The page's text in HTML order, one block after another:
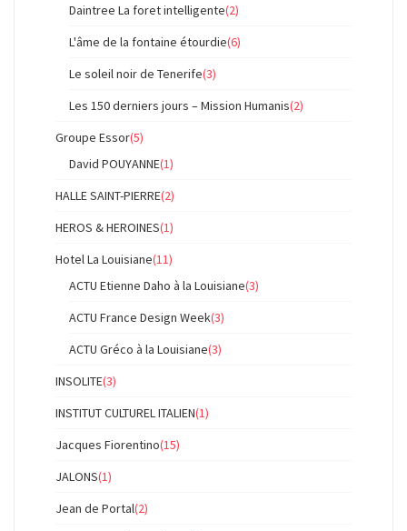
Daintree La foret intelligente(2)
L'âme de la fontaine étourdie(6)
Le soleil noir de Tenerife(3)
Les 150 derniers jours – Mission Humanis(2)
Groupe Essor(5)
David POUYANNE(1)
HALLE SAINT-PIERRE(2)
HEROS & HEROINES(1)
Hotel La Louisiane(11)
ACTU Etienne Daho à la Louisiane(3)
ACTU France Design Week(3)
ACTU Gréco à la Louisiane(3)
INSOLITE(3)
INSTITUT CULTUREL ITALIEN(1)
Jacques Fiorentino(15)
JALONS(1)
Jean de Portal(2)